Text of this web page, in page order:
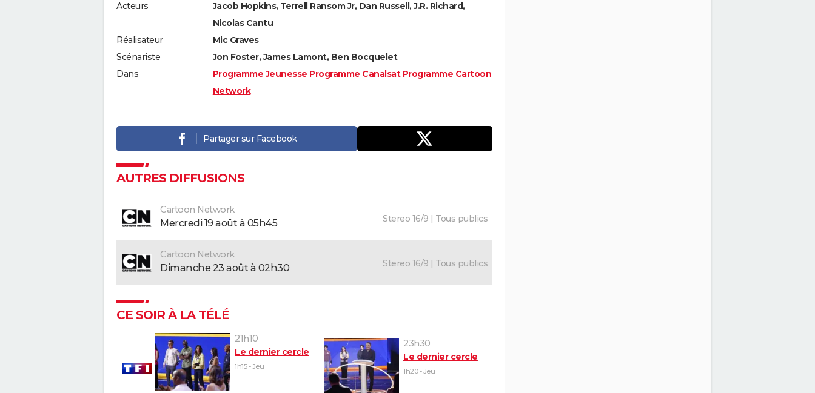
Acteurs
Jacob Hopkins, Terrell Ransom Jr, Dan Russell, J.R. Richard,
Nicolas Cantu
Réalisateur
Mic Graves
Scénariste
Jon Foster, James Lamont, Ben Bocquelet
Dans
Programme Jeunesse Programme Canalsat Programme Cartoon
Network
Partager sur Facebook
AUTRES DIFFUSIONS
Cartoon Network
mercredi 19 août à 05h45 Stereo 16/9 | Tous publics
Cartoon Network
dimanche 23 août à 02h30 Stereo 16/9 | Tous publics
CE SOIR À LA TÉLÉ
21h10
Le dernier cercle
1h15 - Jeu
23h30
Le dernier cercle
1h20 - Jeu